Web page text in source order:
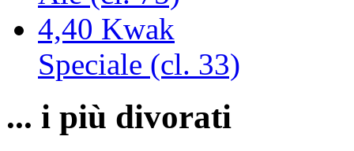
4,40 Kwak
Speciale (cl. 33)
... i più divorati